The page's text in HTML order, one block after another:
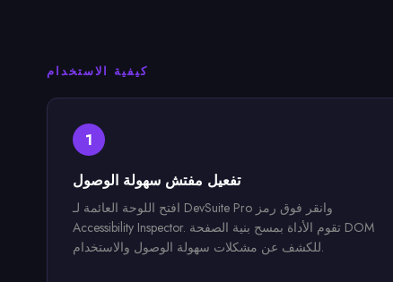
كيفية الاستخدام
1
تفعيل مفتش سهولة الوصول
افتح اللوحة العائمة لـ DevSuite Pro وانقر فوق رمز
Accessibility Inspector. تقوم الأداة بمسح بنية الصفحة DOM
للكشف عن مشكلات سهولة الوصول والاستخدام.